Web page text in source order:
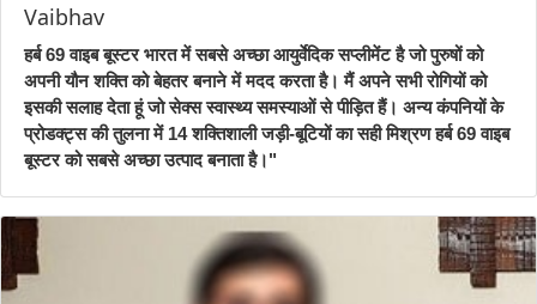
Vaibhav
हर्ब 69 वाइब बूस्टर भारत में सबसे अच्छा आयुर्वेदिक सप्लीमेंट है जो पुरुषों को
अपनी यौन शक्ति को बेहतर बनाने में मदद करता है। मैं अपने सभी रोगियों को
इसकी सलाह देता हूं जो सेक्स स्वास्थ्य समस्याओं से पीड़ित हैं। अन्य कंपनियों के
प्रोडक्ट्स की तुलना में 14 शक्तिशाली जड़ी-बूटियों का सही मिश्रण हर्ब 69 वाइब
बूस्टर को सबसे अच्छा उत्पाद बनाता है।"